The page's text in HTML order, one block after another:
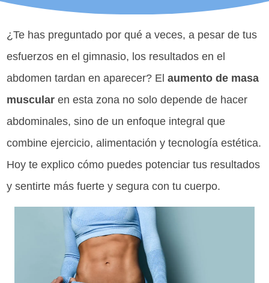
¿Te has preguntado por qué a veces, a pesar de tus
esfuerzos en el gimnasio, los resultados en el
abdomen tardan en aparecer? Elaumento de masa
muscular en esta zona no solo depende de hacer
abdominales, sino de un enfoque integral que
combine ejercicio, alimentación y tecnología estética.
Hoy te explico cómo puedes potenciar tus resultados
y sentirte más fuerte y segura con tu cuerpo.